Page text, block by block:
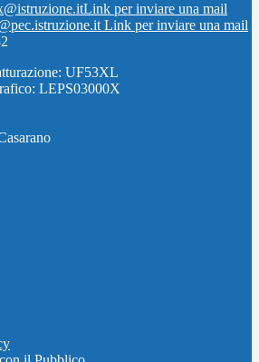
Link per inviare una mail
Link per inviare una mail
UF53XL
LEPS03000X